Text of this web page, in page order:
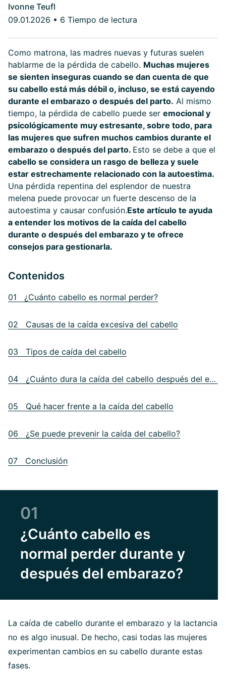
Ivonne Teufl
09.01.2026 • 6 Tiempo de lectura
Como matrona, las madres nuevas y futuras suelen
hablarme de la pérdida de cabello. Muchas mujeres
se sienten inseguras cuando se dan cuenta de que
su cabello está más débil o, incluso, se está cayendo
durante el embarazo o después del parto. Al mismo
tiempo, la pérdida de cabello puede ser emocional y
psicológicamente muy estresante, sobre todo, para
las mujeres que sufren muchos cambios durante el
embarazo o después del parto. Esto se debe a que el
cabello se considera un rasgo de belleza y suele
estar estrechamente relacionado con la autoestima.
Una pérdida repentina del esplendor de nuestra
melena puede provocar un fuerte descenso de la
autoestima y causar confusión.Este artículo te ayuda
a entender los motivos de la caída del cabello
durante o después del embarazo y te ofrece
consejos para gestionarla.
Contenidos
01 ¿Cuánto cabello es normal perder?
02 Causas de la caída excesiva del cabello
03 Tipos de caída del cabello
04 ¿Cuánto dura la caída del cabello después del embarazo?
05 Qué hacer frente a la caída del cabello
06 ¿Se puede prevenir la caída del cabello?
07 Conclusión
01
¿Cuánto cabello es
normal perder durante y
después del embarazo?
La caída de cabello durante el embarazo y la lactancia
no es algo inusual. De hecho, casi todas las mujeres
experimentan cambios en su cabello durante estas
fases.